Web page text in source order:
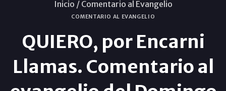
Inicio / Comentario al Evangelio
COMENTARIO AL EVANGELIO
QUIERO, por Encarni
Llamas. Comentario al